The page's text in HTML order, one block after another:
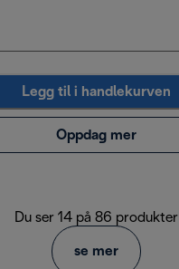
Legg til i handlekurven
Oppdag mer
Du ser 14 på 86 produkter
se mer